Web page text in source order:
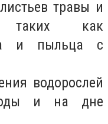
травы и
таких как
и пыльца с
водорослей
и на дне